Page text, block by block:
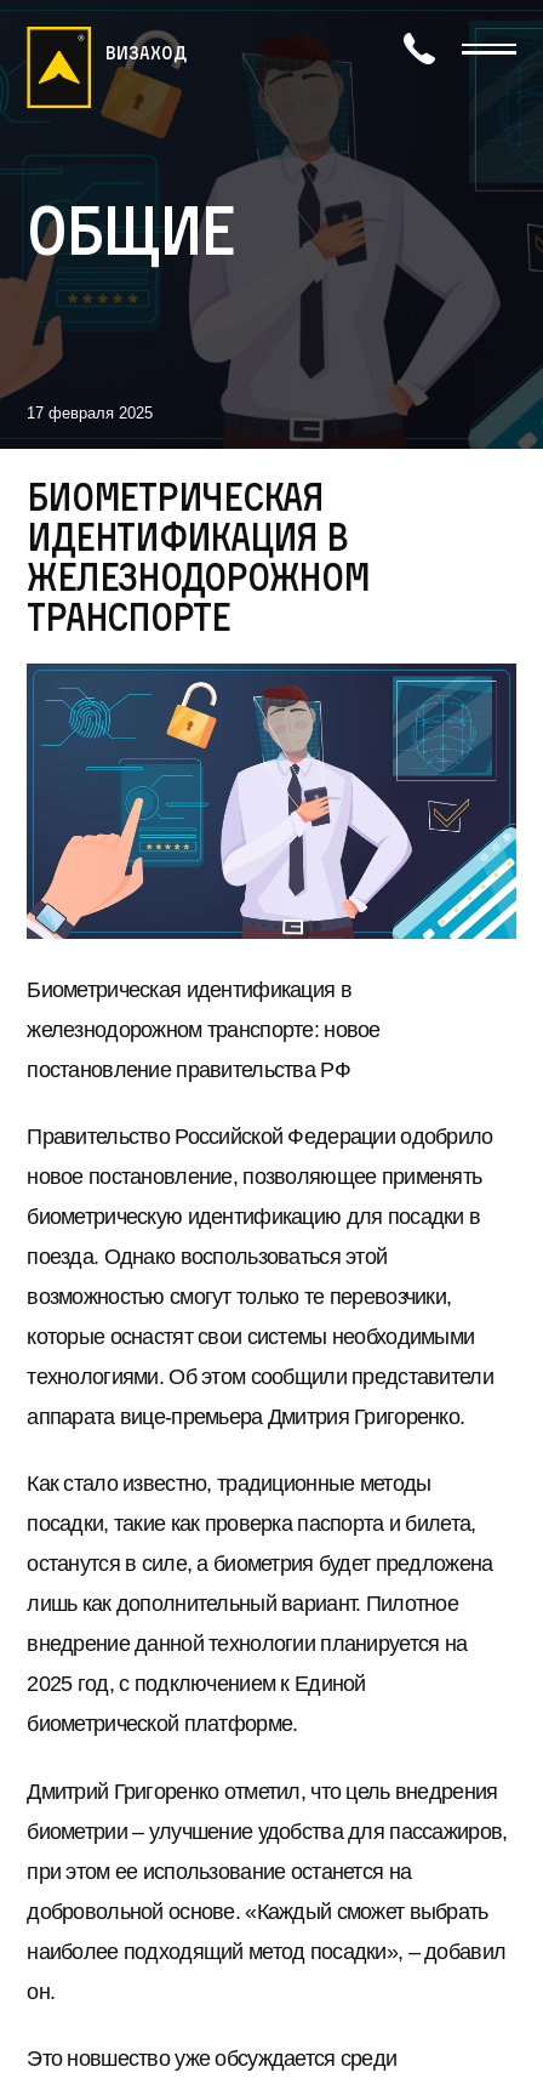
визаход
Общие
17 февраля 2025
Биометрическая
идентификация в
железнодорожном
транспорте
Биометрическая идентификация в
железнодорожном транспорте: новое
постановление правительства РФ
Правительство Российской Федерации одобрило
новое постановление, позволяющее применять
биометрическую идентификацию для посадки в
поезда. Однако воспользоваться этой
возможностью смогут только те перевозчики,
которые оснастят свои системы необходимыми
технологиями. Об этом сообщили представители
аппарата вице-премьера Дмитрия Григоренко.
Как стало известно, традиционные методы
посадки, такие как проверка паспорта и билета,
останутся в силе, а биометрия будет предложена
лишь как дополнительный вариант. Пилотное
внедрение данной технологии планируется на
2025 год, с подключением к Единой
биометрической платформе.
Дмитрий Григоренко отметил, что цель внедрения
биометрии – улучшение удобства для пассажиров,
при этом ее использование останется на
добровольной основе. «Каждый сможет выбрать
наиболее подходящий метод посадки», – добавил
он.
Это новшество уже обсуждается среди